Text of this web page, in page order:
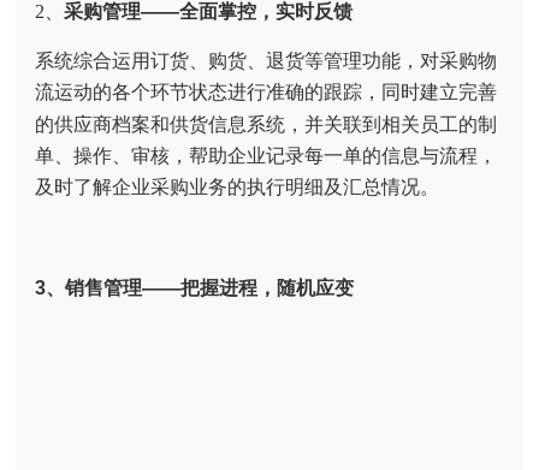
2、采购管理——全面掌控，实时反馈
系统综合运用订货、购货、退货等管理功能，对采购物
流运动的各个环节状态进行准确的跟踪，同时建立完善
的供应商档案和供货信息系统，并关联到相关员工的制
单、操作、审核，帮助企业记录每一单的信息与流程，
及时了解企业采购业务的执行明细及汇总情况。
3、销售管理——把握进程，随机应变